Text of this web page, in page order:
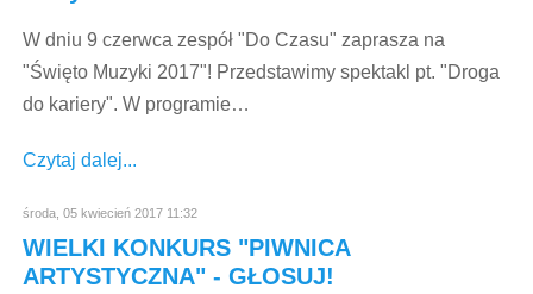
W dniu 9 czerwca zespół "Do Czasu" zaprasza na
"Święto Muzyki 2017"! Przedstawimy spektakl pt. "Droga
do kariery". W programie…
Czytaj dalej...
środa, 05 kwiecień 2017 11:32
WIELKI KONKURS "PIWNICA
ARTYSTYCZNA" - GŁOSUJ!